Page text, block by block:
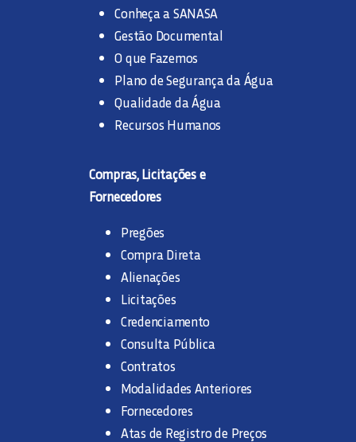
Conheça a SANASA
Gestão Documental
O que Fazemos
Plano de Segurança da Água
Qualidade da Água
Recursos Humanos
Compras, Licitações e
Fornecedores
Pregões
Compra Direta
Alienações
Licitações
Credenciamento
Consulta Pública
Contratos
Modalidades Anteriores
Fornecedores
Atas de Registro de Preços